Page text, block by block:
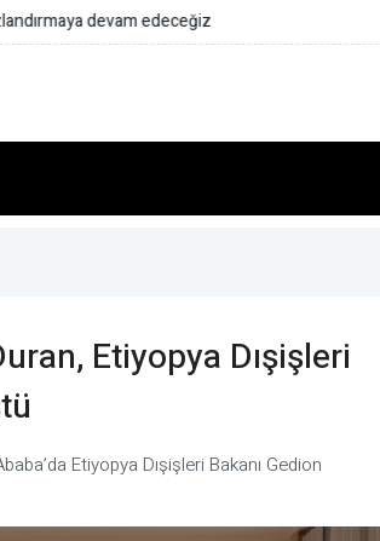
edeceğiz
Etiyopya Dışişleri
Etiyopya Dışişleri Bakanı Gedion